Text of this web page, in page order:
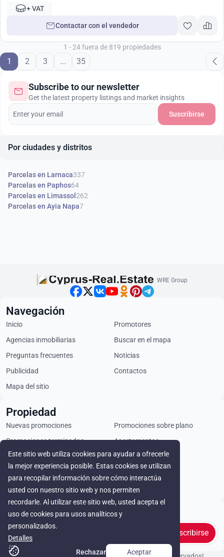
+ VAT
Contactar con el vendedor
1 - 24 fuera de 819 propiedades
1 2 3 ... 35
Subscribe to our newsletter
Get the latest property listings and market insights
Suscribirse
Por ciudades y distritos
Parcelas en Larnaca337
Parcelas en Paphos64
Parcelas en Limassol 262
Parcelas en Ayia Napa7
Este sitio web utiliza cookies para ayudar a ofrecerle
la mejor experiencia posible. Estas cookies se utilizan
para recopilar información sobre cómo interactúa
usted con nuestro sitio web y nos permiten
recordarle. Al utilizar este sitio web, usted acepta el
uso de cookies para usos analíticos y
personalizados.
Detalles
Rechazar
Aceptar
WRE Group
Stay in touch
Suscribirse
Navegación
Inicio
Promotores
Agencias inmobiliarias
Buscar en el mapa
Preguntas frecuentes
Noticias
Publicidad
Contactos
Mapa del sitio
Propiedad
Nuevas promociones
Promociones sobre plano
Promociones terminadas
Apartamentos
Áticos
Chalets
Locales comerciales
Alquiler